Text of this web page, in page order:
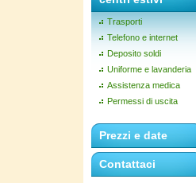
Trasporti
Telefono e internet
Deposito soldi
Uniforme e lavanderia
Assistenza medica
Permessi di uscita
Prezzi e date
Contattaci